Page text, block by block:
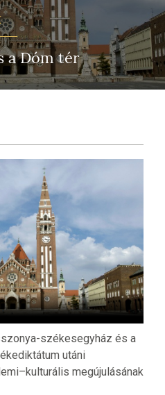
a Dóm tér
székesegyház és a
utáni
megújulásának